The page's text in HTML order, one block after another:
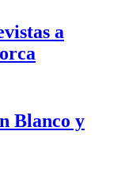
a
Blanco y